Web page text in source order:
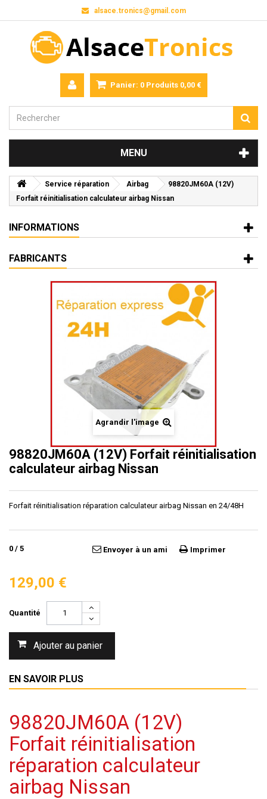
alsace.tronics@gmail.com
Panier: 0 Produits 0,00 €
MENU
Service réparation Airbag
98820JM60A (12V)
Forfait réinitialisation calculateur airbag Nissan
INFORMATIONS
FABRICANTS
Agrandir l'image
98820JM60A (12V) Forfait réinitialisation
calculateur airbag Nissan
Forfait réinitialisation réparation calculateur airbag Nissan en 24/48H
0 / 5 Envoyer à un ami Imprimer
129,00 €
Quantité
Ajouter au panier
EN SAVOIR PLUS
98820JM60A (12V)
Forfait réinitialisation
réparation calculateur
airbag Nissan